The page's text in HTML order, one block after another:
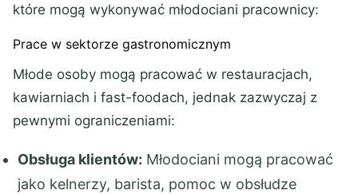
które mogą wykonywać młodociani pracownicy:
Prace w sektorze gastronomicznym
Młode osoby mogą pracować w restauracjach,
kawiarniach i fast-foodach, jednak zazwyczaj z
pewnymi ograniczeniami:
Obsługa klientów: Młodociani mogą pracować
jako kelnerzy, barista, pomoc w obsłudze